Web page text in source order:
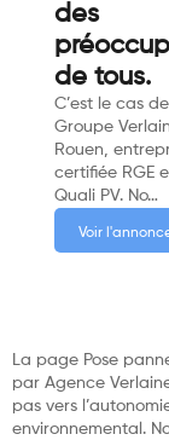
des
de tous.
C’est le cas de
Groupe
Rouen,
certifiée RGE
Quali PV. No…
Voir
La page Pose
par Agence
pas vers
environnemental.